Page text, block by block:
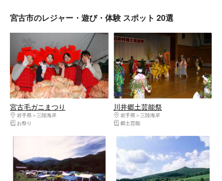
宮古市のレジャー・遊び・体験 スポット 20選
宮古毛ガニまつり
岩手県
三陸海岸
お祭り
川井郷土芸能祭
岩手県
三陸海岸
郷土芸能